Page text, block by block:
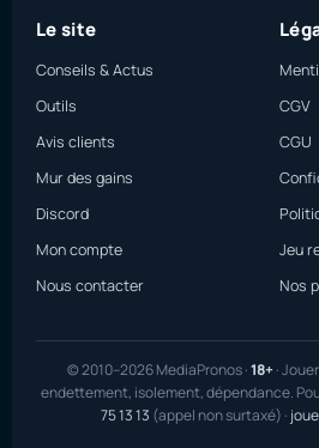
Le site
Conseils & Actus
Outils
Avis clients
Mur des gains
Discord
Mon compte
Nous contacter
CGV
CGU
Jeu
Nos
© 2010–2026 MediaPronos ·18+ ·
endettement, isolement, dépendance.
75 13 13 (appel non surtaxé) ·